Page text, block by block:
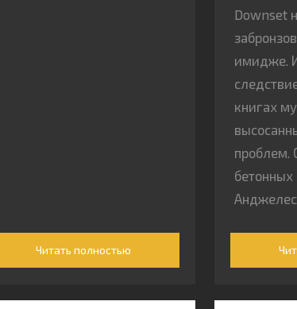
Читать полностью
Downset
имидже.
книгах
проблем.